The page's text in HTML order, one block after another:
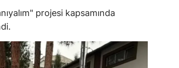
projesi kapsamında